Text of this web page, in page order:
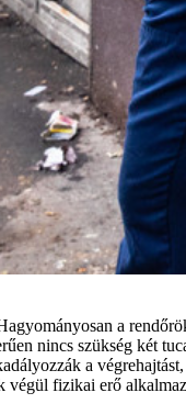
a
nincs szükség két
a
fizikai erő